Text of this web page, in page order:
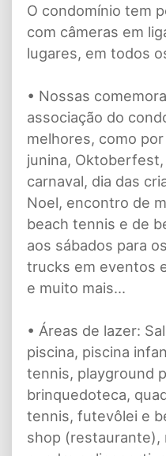
O condomínio tem
com câmeras em
lugares, em todos
• Nossas
associação do
melhores, como
junina,
carnaval, dia das
Noel, encontro de
beach tennis e de
aos sábados para
trucks em eventos
e muito mais...
• Áreas de lazer:
piscina, piscina
tennis, playground
brinquedoteca,
tennis, futevôlei e
shop (restaurante),